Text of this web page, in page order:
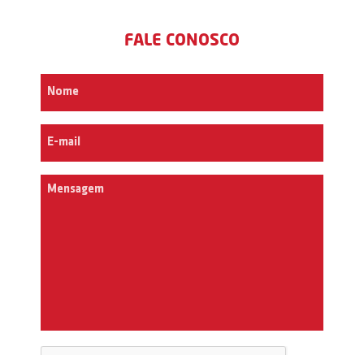
FALE CONOSCO